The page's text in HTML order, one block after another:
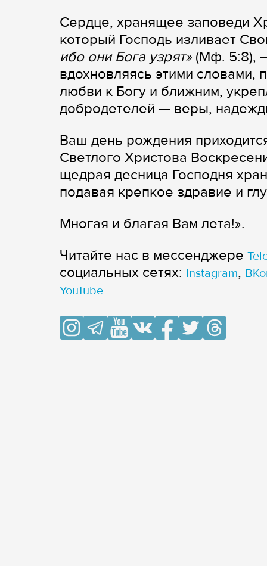
Сердце, хранящее заповеди
который Господь изливает
ибо они Бога узрят» (Мф. 5:8),
вдохновляясь этими словами,
любви к Богу и ближним,
добродетелей — веры,
Ваш день рождения
Светлого Христова
щедрая десница Господня
подавая крепкое здравие и
Многая и благая Вам лета!».
Читайте нас в мессенджере
cоциальных сетях: Instagram,
YouTube